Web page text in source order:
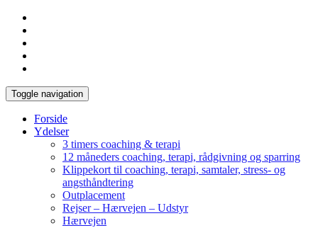
Toggle navigation
Forside
Ydelser
3 timers coaching & terapi
12 måneders coaching, terapi, rådgivning og sparring
Klippekort til coaching, terapi, samtaler, stress- og
angsthåndtering
Outplacement
Rejser – Hærvejen – Udstyr
Hærvejen